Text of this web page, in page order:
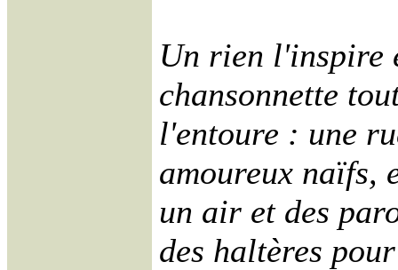
Un rien l'inspire
chansonnette
l'entoure : une
amoureux naïfs,
un air et des
des haltères